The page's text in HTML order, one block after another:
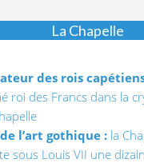
La Chapelle
des rois
roi des Francs dans la
l’art gothique : la
sous Louis VII une